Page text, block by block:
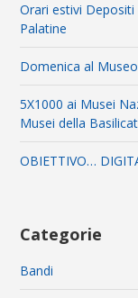
Orari estivi
Palatine
Domenica al
5X1000 ai Musei
Musei della
OBIETTIVO…
Categorie
Bandi